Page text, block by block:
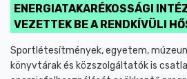
ENERGIATAKARÉKOSSÁGI
VEZETTEK BE A RENDKÍVÜLI
Sportlétesítmények, egyetem,
könyvtárak és közszolgáltatók is